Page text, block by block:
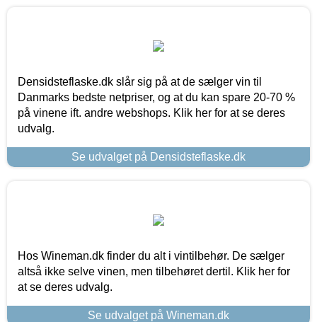
Densidsteflaske.dk slår sig på at de sælger vin til
Danmarks bedste netpriser, og at du kan spare 20-70 %
på vinene ift. andre webshops. Klik her for at se deres
udvalg.
Se udvalget på Densidsteflaske.dk
Hos Wineman.dk finder du alt i vintilbehør. De sælger
altså ikke selve vinen, men tilbehøret dertil. Klik her for
at se deres udvalg.
Se udvalget på Wineman.dk